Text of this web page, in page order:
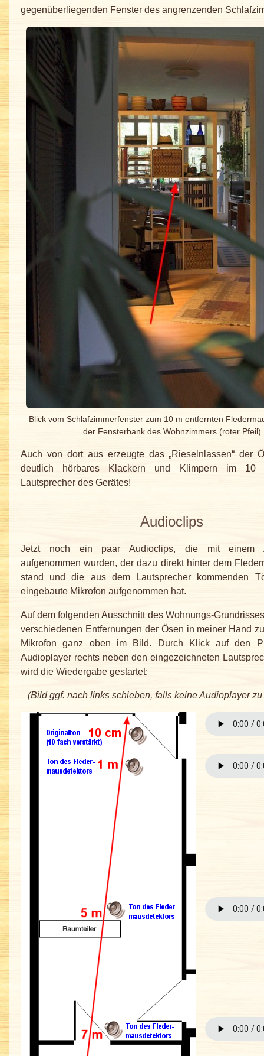
gegenüberliegenden Fenster des angrenzenden
Blick vom Schlafzimmerfenster zum 10 m entfernten
der Fensterbank des Wohnzimmers (roter Pfeil)
Auch von dort aus erzeugte das „Rieselnlassen“ der
deutlich hörbares Klackern und Klimpern im 10
Lautsprecher des Gerätes!
Audioclips
Jetzt noch ein paar Audioclips, die mit einem
aufgenommen wurden, der dazu direkt hinter dem
stand und die aus dem Lautsprecher kommenden
eingebaute Mikrofon aufgenommen hat.
Auf dem folgenden Ausschnitt des Wohnungs-
verschiedenen Entfernungen der Ösen in meiner Hand
Mikrofon ganz oben im Bild. Durch Klick auf den
Audioplayer rechts neben den eingezeichneten
wird die Wiedergabe gestartet:
(Bild ggf. nach links schieben, falls keine Audioplayer